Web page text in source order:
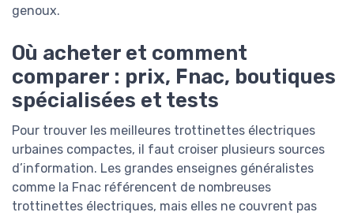
genoux.
Où acheter et comment
comparer : prix, Fnac, boutiques
spécialisées et tests
Pour trouver les meilleures trottinettes électriques
urbaines compactes, il faut croiser plusieurs sources
d’information. Les grandes enseignes généralistes
comme la Fnac référencent de nombreuses
trottinettes électriques, mais elles ne couvrent pas